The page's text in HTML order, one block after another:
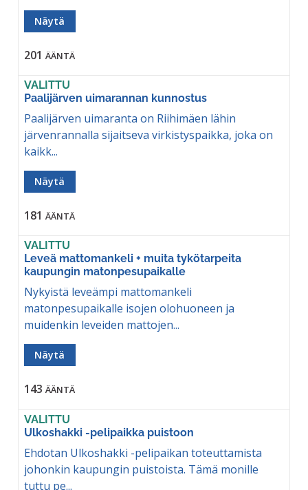
Näytä
201 ÄÄNTÄ
VALITTU
Paalijärven uimarannan kunnostus
Paalijärven uimaranta on Riihimäen lähin
järvenrannalla sijaitseva virkistyspaikka, joka on
kaikk...
Näytä
181 ÄÄNTÄ
VALITTU
Leveä mattomankeli + muita tykötarpeita
kaupungin matonpesupaikalle
Nykyistä leveämpi mattomankeli
matonpesupaikalle isojen olohuoneen ja
muidenkin leveiden mattojen...
Näytä
143 ÄÄNTÄ
VALITTU
Ulkoshakki -pelipaikka puistoon
Ehdotan Ulkoshakki -pelipaikan toteuttamista
johonkin kaupungin puistoista. Tämä monille
tuttu pe...